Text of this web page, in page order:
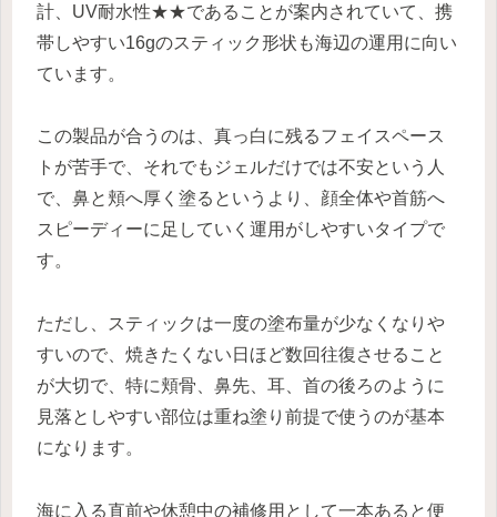
計、UV耐水性★★であることが案内されていて、携
帯しやすい16gのスティック形状も海辺の運用に向い
ています。
この製品が合うのは、真っ白に残るフェイスペース
トが苦手で、それでもジェルだけでは不安という人
で、鼻と頬へ厚く塗るというより、顔全体や首筋へ
スピーディーに足していく運用がしやすいタイプで
す。
ただし、スティックは一度の塗布量が少なくなりや
すいので、焼きたくない日ほど数回往復させること
が大切で、特に頬骨、鼻先、耳、首の後ろのように
見落としやすい部位は重ね塗り前提で使うのが基本
になります。
海に入る直前や休憩中の補修用として一本あると便